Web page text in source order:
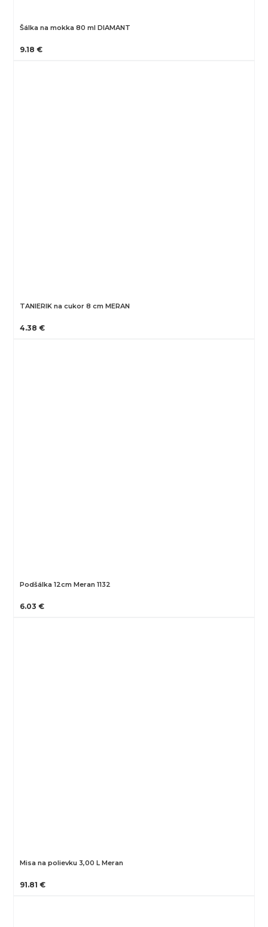
Šálka na mokka 80 ml DIAMANT
9.18 €
TANIERIK na cukor 8 cm MERAN
4.38 €
Podšálka 12cm Meran 1132
6.03 €
Misa na polievku 3,00 L Meran
91.81 €